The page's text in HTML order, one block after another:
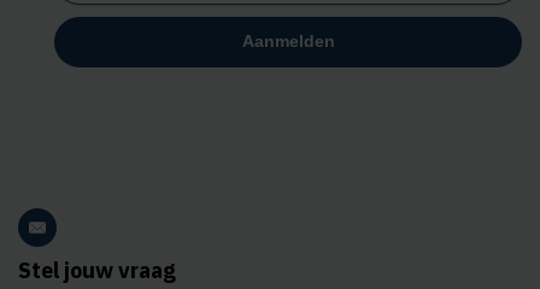
Stel jouw vraag